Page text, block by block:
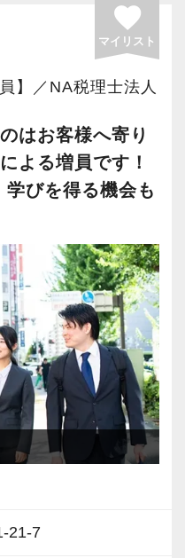
い方へ！】
・LINE（社用携帯
ついては半年に一
ができます。
は3カ月に一度にな
を大事にしたい
しながら働きたい方
計7名の組織です。
です。残業はほぼご
業務量は分担・調
のないペースで働け
：00／（サービス
いません。
」事業所を一緒に
福祉事業に興味が
ください。
す。
さい。
favorite
マイリスト
】／NA税理士法人
はお客様へ寄り
よる増員です！
びを得る機会も
21-7